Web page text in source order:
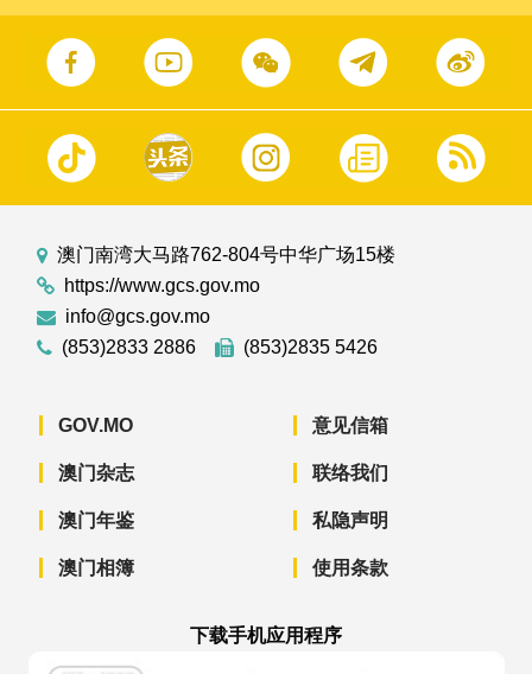
澳门南湾大马路762-804号中华广场15楼
https://www.gcs.gov.mo
info@gcs.gov.mo
(853)2833 2886
(853)2835 5426
GOV.MO
澳门杂志
澳门年鉴
澳门相簿
意见信箱
联络我们
私隐声明
使用条款
下载手机应用程序